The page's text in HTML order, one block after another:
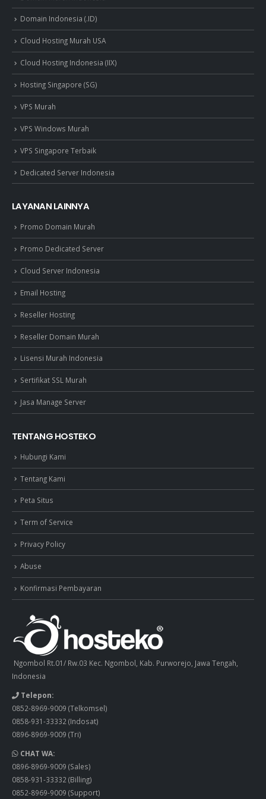
Domain Indonesia (.ID)
Cloud Hosting Murah USA
Cloud Hosting Indonesia (IIX)
Hosting Singapore (SG)
VPS Murah
VPS Windows Murah
VPS Singapore Terbaik
Dedicated Server Indonesia
LAYANAN LAINNYA
Promo Domain Murah
Promo Dedicated Server
Cloud Server Indonesia
Email Hosting
Reseller Hosting
Reseller Domain Murah
Lisensi Murah Indonesia
Sertifikat SSL Murah
Jasa Manage Server
TENTANG HOSTEKO
Hubungi Kami
Tentang Kami
Peta Situs
Term of Service
Privacy Policy
Abuse
Konfirmasi Pembayaran
Ngombol Rt.01/ Rw.03 Kec. Ngombol, Kab. Purworejo, Jawa Tengah,
Indonesia
Telepon:
0852-8969-9009 (Telkomsel)
0858-931-33332 (Indosat)
0896-8969-9009 (Tri)
CHAT WA:
0896-8969-9009 (Sales)
0858-931-33332 (Billing)
0852-8969-9009 (Support)